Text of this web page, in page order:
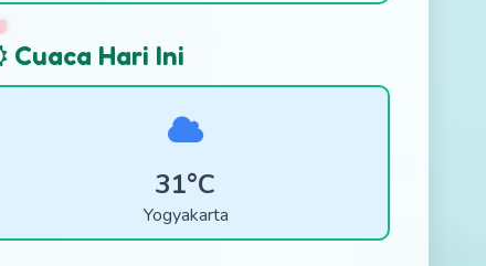
Cuaca Hari Ini
31°C
Yogyakarta